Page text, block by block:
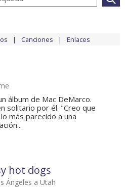
Canciones Enlaces
álbum de Mac DeMarco.
solitario por él. "Creo que
más parecido a una
hot dogs
Ángeles a Utah